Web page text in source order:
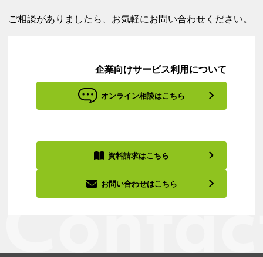
ご相談がありましたら、お気軽にお問い合わせください。
企業向けサービス利用について
オンライン相談はこちら
資料請求はこちら
お問い合わせはこちら